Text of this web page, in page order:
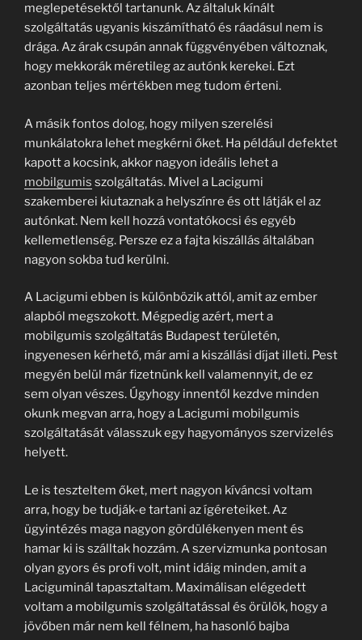
meglepetésektől tartanunk. Az általuk kínált
szolgáltatás ugyanis kiszámítható és ráadásul nem is
drága. Az árak csupán annak függvényében változnak,
hogy mekkorák méretileg az autónk kerekei. Ezt
azonban teljes mértékben meg tudom érteni.
A másik fontos dolog, hogy milyen szerelési
munkálatokra lehet megkérni őket. Ha például defektet
kapott a kocsink, akkor nagyon ideális lehet a
mobilgumis szolgáltatás. Mivel a Lacigumi
szakemberei kiutaznak a helyszínre és ott látják el az
autónkat. Nem kell hozzá vontatókocsi és egyéb
kellemetlenség. Persze ez a fajta kiszállás általában
nagyon sokba tud kerülni.
A Lacigumi ebben is különbözik attól, amit az ember
alapból megszokott. Mégpedig azért, mert a
mobilgumis szolgáltatás Budapest területén,
ingyenesen kérhető, már ami a kiszállási díjat illeti. Pest
megyén belül már fizetnünk kell valamennyit, de ez
sem olyan vészes. Úgyhogy innentől kezdve minden
okunk megvan arra, hogy a Lacigumi mobilgumis
szolgáltatását válasszuk egy hagyományos szervizelés
helyett.
Le is teszteltem őket, mert nagyon kíváncsi voltam
arra, hogy be tudják-e tartani az ígéreteiket. Az
ügyintézés maga nagyon gördülékenyen ment és
hamar ki is szálltak hozzám. A szervizmunka pontosan
olyan gyors és profi volt, mint idáig minden, amit a
Laciguminál tapasztaltam. Maximálisan elégedett
voltam a mobilgumis szolgáltatással és örülök, hogy a
jövőben már nem kell félnem, ha hasonló bajba